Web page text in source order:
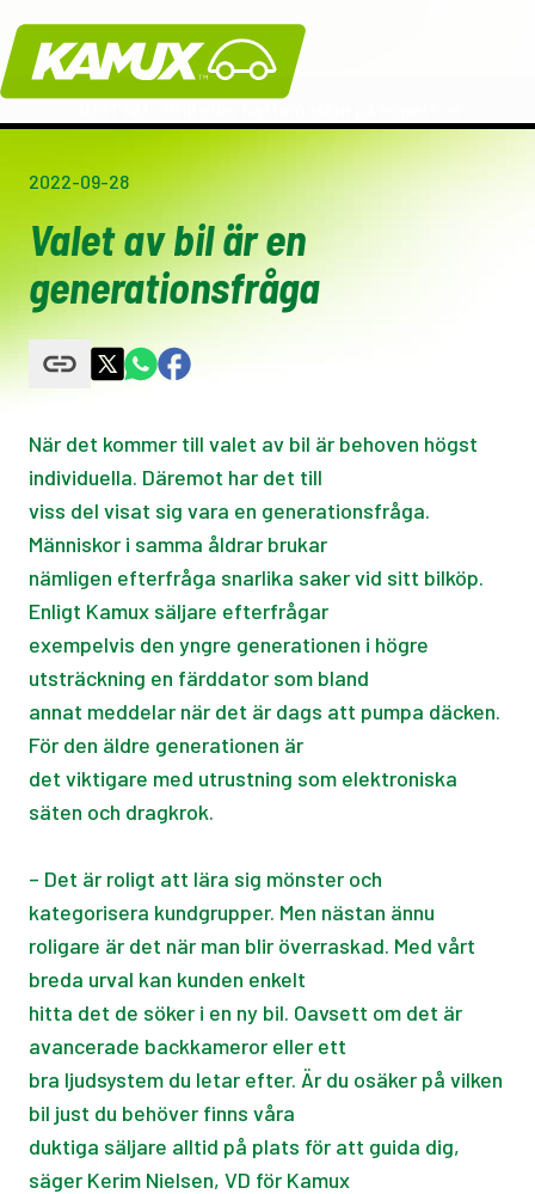
Kamux
2022-09-28
Valet av bil är en
generationsfråga
När det kommer till valet av bil är behoven högst
individuella. Däremot har det till
viss del visat sig vara en generationsfråga.
Människor i samma åldrar brukar
nämligen efterfråga snarlika saker vid sitt bilköp.
Enligt Kamux säljare efterfrågar
exempelvis den yngre generationen i högre
utsträckning en färddator som bland
annat meddelar när det är dags att pumpa däcken.
För den äldre generationen är
det viktigare med utrustning som elektroniska
säten och dragkrok.
– Det är roligt att lära sig mönster och
kategorisera kundgrupper. Men nästan ännu
roligare är det när man blir överraskad. Med vårt
breda urval kan kunden enkelt
hitta det de söker i en ny bil. Oavsett om det är
avancerade backkameror eller ett
bra ljudsystem du letar efter. Är du osäker på vilken
bil just du behöver finns våra
duktiga säljare alltid på plats för att guida dig,
säger Kerim Nielsen, VD för Kamux